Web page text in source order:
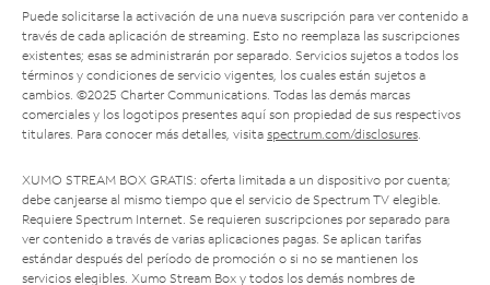
Puede solicitarse la activación de una nueva suscripción para ver contenido a
través de cada aplicación de streaming. Esto no reemplaza las suscripciones
existentes; esas se administrarán por separado. Servicios sujetos a todos los
términos y condiciones de servicio vigentes, los cuales están sujetos a
cambios. ©2025 Charter Communications. Todas las demás marcas
comerciales y los logotipos presentes aquí son propiedad de sus respectivos
titulares. Para conocer más detalles, visita spectrum.com/disclosures.
XUMO STREAM BOX GRATIS: oferta limitada a un dispositivo por cuenta;
debe canjearse al mismo tiempo que el servicio de Spectrum TV elegible.
Requiere Spectrum Internet. Se requieren suscripciones por separado para
ver contenido a través de varias aplicaciones pagas. Se aplican tarifas
estándar después del período de promoción o si no se mantienen los
servicios elegibles. Xumo Stream Box y todos los demás nombres de